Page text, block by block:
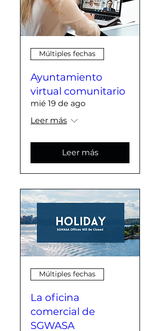
Múltiples fechas
Ayuntamiento
virtual comunitario
mié 19 de ago
Leer más
Leer más
Múltiples fechas
La oficina
comercial de
SGWASA